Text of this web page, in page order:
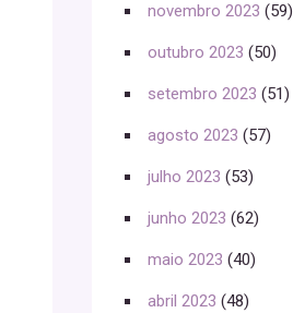
novembro 2023 (59)
outubro 2023 (50)
setembro 2023 (51)
agosto 2023 (57)
julho 2023 (53)
junho 2023 (62)
maio 2023 (40)
abril 2023 (48)